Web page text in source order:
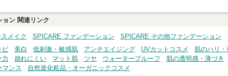
ョン 関連リンク
メイク SPICARE ファンデーション
SPICARE その他ファンデーション
ビ 美白 低刺激・敏感肌 アンチエイジング UVカットコスメ 肌のハリ・
力 崩れにくい マット肌 ツヤ ウォータープルーフ 肌の透明感・薄づき
マンス
自然派化粧品・オーガニックコスメ